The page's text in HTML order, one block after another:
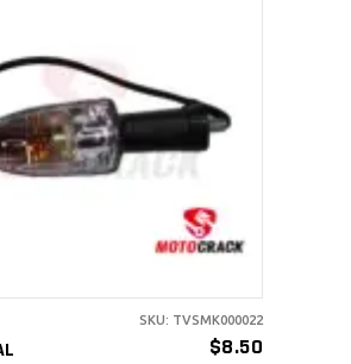
AL CARRITO
$8.50
SKU: TVSMK000022